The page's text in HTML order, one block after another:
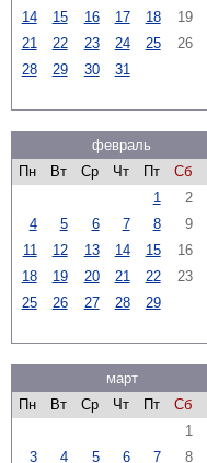
14
15 16 17 18 19
21
22 23 24 25 26
28
29 30 31
февраль
Пн
Вт Ср Чт Пт Сб
1
2
4
5 6 7 8 9
11
12 13 14 15 16
18
19 20 21 22 23
25
26 27 28 29
март
Пн
Вт Ср Чт Пт Сб
1
3
4 5 6 7 8